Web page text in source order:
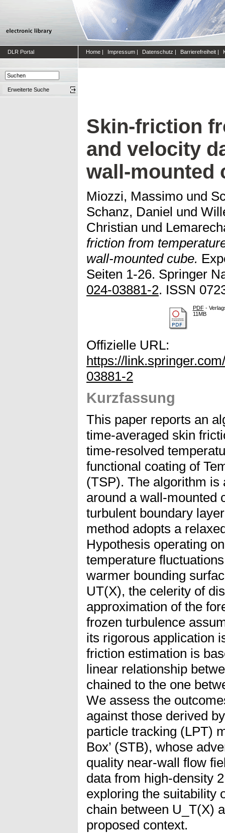
DLR Portal Home | Impressum | Datenschutz | Barrierefreiheit |
Erweiterte Suche
Skin-friction
and velocity
wall-mounted
Miozzi, Massimo und
Schanz, Daniel und
Christian und
friction from
wall-mounted cube.
Seiten 1-26. Springer
024-03881-2. ISSN
PDF-
11MB
Offizielle URL:
https://
03881-2
Kurzfassung
This paper reports an
time-averaged skin
time-resolved
functional coating of
(TSP). The algorithm is
around a wall-mounted
turbulent boundary
method adopts a
Hypothesis operating
temperature
warmer bounding
UT(X), the celerity of
approximation of the
frozen turbulence
its rigorous application
friction estimation is
linear relationship
chained to the one
We assess the
against those derived
particle tracking (LPT)
Box’ (STB), whose
quality near-wall flow
data from high-density
exploring the suitability
chain between U_T(X)
proposed context.